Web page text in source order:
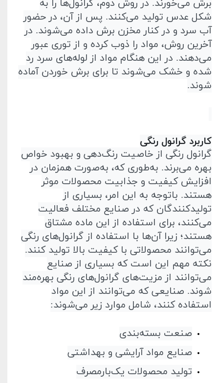
برش می‌خورند. در روش دوم، گرانول‌ها را به
شکل عدس تولید می‌کنند. پس از آن، در حضور
آب سرد و در کنار مخزن برش داده می‌شوند. در
آخرین روش، مواد را ذوب کرده و از توری عبور
می‌دهند. در این‌ هنگام مواد از لوله‌های سرد رد
شده و خشک می‌شوند تا برای برش خوردن آماده
شوند.
کاربرد گرانول رنگی
گرانول رنگی از خاصیت رنگ‌دهی و بهبود خواص
بهره می‌برند. به‌طوری که، به‌صورت همزمان در
افزایش کیفیت و جذابیت محصولات موثر
هستند. با‌توجه به این امر، بسیاری از
تولید‌کنندگان که در صنایع مختلف فعالیت
می‌کنند، برای استفاده از این ماده مشتاق
هستند؛ زیرا آن‌ها با‌ استفاده از گرانول‌های رنگی
می‌توانند محصولاتی با کیفیت بالا تولید کنند.
نکته مهم این است که بسیاری از صنایع
می‌توانند از مزیت‌های گرانول‌های رنگی بهره‌مند
شوند. صنایعی که می‌توانند از این مواد
استفاده کنند، شامل موارد زیر می‌شوند:
صنعت بسته‌بندی
صنایع مواد آرایشی و بهداشتی
تولید محصولات یک‌بار‌مصرف